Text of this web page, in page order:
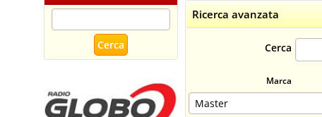
Ricerca avanzata
Cerca
Marca